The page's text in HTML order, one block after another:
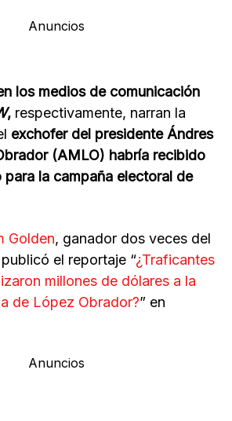
Anuncios
los medios de comunicación
, respectivamente, narran la
exchofer del presidente Ándres
(AMLO) habría recibido
para la campaña electoral de
Golden, ganador dos veces del
el reportaje “¿Traficantes
millones de dólares a la
de López Obrador?” en
Anuncios